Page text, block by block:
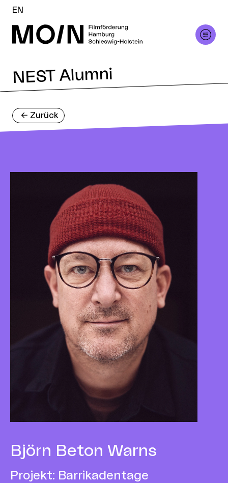
EN
NEST Alumni
<- Zurück
Björn Beton Warns
Projekt: Barrikadentage